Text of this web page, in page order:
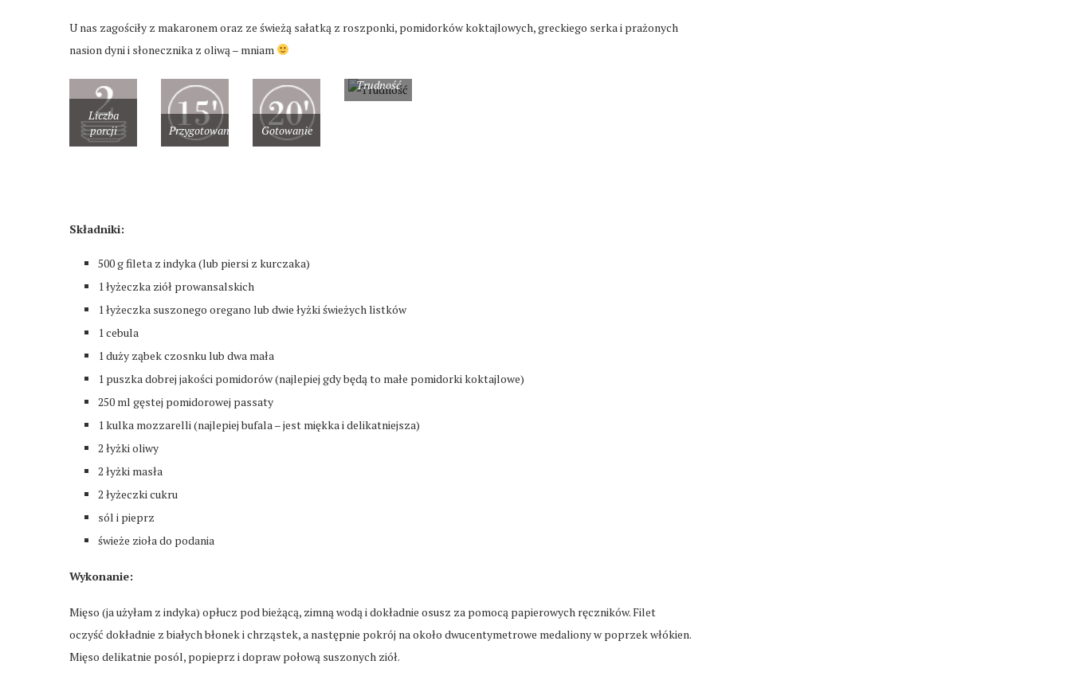
U nas zagościły z makaronem oraz ze świeżą sałatką z roszponki, pomidorków koktajlowych, greckiego serka i prażonych
nasion dyni i słonecznika z oliwą – mniam
Liczba
porcji
Przygotowanie Gotowanie
Trudność
Składniki:
500 g fileta z indyka (lub piersi z kurczaka)
1 łyżeczka ziół prowansalskich
1 łyżeczka suszonego oregano lub dwie łyżki świeżych listków
1 cebula
1 duży ząbek czosnku lub dwa mała
1 puszka dobrej jakości pomidorów (najlepiej gdy będą to małe pomidorki koktajlowe)
250 ml gęstej pomidorowej passaty
1 kulka mozzarelli (najlepiej bufala – jest miękka i delikatniejsza)
2 łyżki oliwy
2 łyżki masła
2 łyżeczki cukru
sól i pieprz
świeże zioła do podania
Wykonanie:
Mięso (ja użyłam z indyka) opłucz pod bieżącą, zimną wodą i dokładnie osusz za pomocą papierowych ręczników. Filet
oczyść dokładnie z białych błonek i chrząstek, a następnie pokrój na około dwucentymetrowe medaliony w poprzek włókien.
Mięso delikatnie posól, popieprz i dopraw połową suszonych ziół.